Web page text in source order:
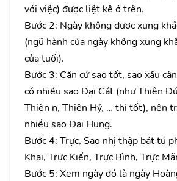
với việc) được liệt kê ở trên.
Bước 2: Ngày không được xung
(ngũ hành của ngày không xung
của tuổi).
Bước 3: Căn cứ sao tốt, sao xấu
có nhiều sao Đại Cát (như Thiên
Thiên n, Thiên Hỷ, … thì tốt), nên
nhiều sao Đại Hung.
Bước 4: Trực, Sao nhị thập bát tú
Khai, Trực Kiến, Trực Bình, Trực
Bước 5: Xem ngày đó là ngày